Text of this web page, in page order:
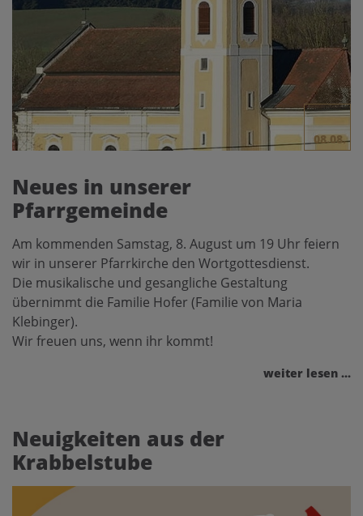
08.08.
Neues in unserer
Pfarrgemeinde
Am kommenden Samstag, 8. August um 19 Uhr feiern
wir in unserer Pfarrkirche den Wortgottesdienst.
Die musikalische und gesangliche Gestaltung
übernimmt die Familie Hofer (Familie von Maria
Klebinger).
Wir freuen uns, wenn ihr kommt!
weiter lesen ...
Neuigkeiten aus der
Krabbelstube